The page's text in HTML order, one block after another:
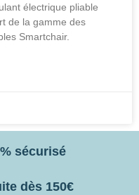
électrique pliable
de la gamme des
Smartchair.
sécurisé
dès 150€